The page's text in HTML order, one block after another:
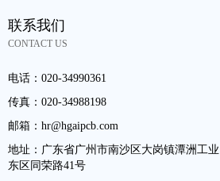
电话： 020-34990361
传真： 020-34988198
邮箱： hr@hgaipcb.com
地址： 广东省广州市南沙区大岗镇潭洲工业
东区同荣路41号
联系我们
CONTACT US